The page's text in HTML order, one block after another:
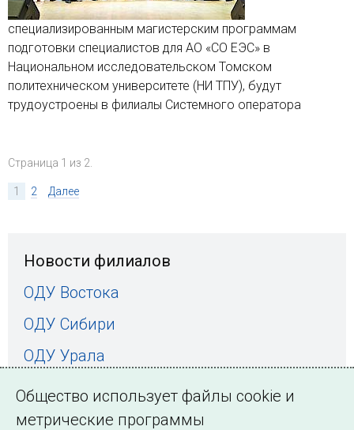
специализированным магистерским программам
подготовки специалистов для АО «СО ЕЭС» в
Национальном исследовательском Томском
политехническом университете (НИ ТПУ), будут
трудоустроены в филиалы Системного оператора
Страница 1 из 2.
1 2 Далее
Новости филиалов
ОДУ Востока
ОДУ Сибири
ОДУ Урала
ОДУ Средней Волги
ОДУ Центра
Общество использует файлы cookie и
метрические программы